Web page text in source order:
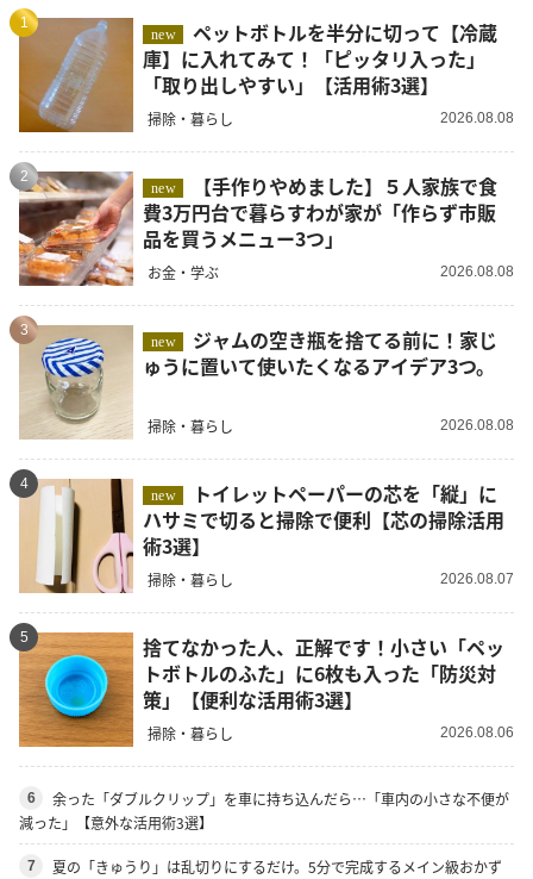
1
new
ペットボトルを半分に切って【冷蔵
庫】に入れてみて！「ピッタリ入った」
「取り出しやすい」【活用術3選】
掃除・暮らし 2026.08.08
2
new
費3万円台で暮らすわが家が「作らず市販
品を買うメニュー3つ」
お金・学ぶ 2026.08.08
3
new
ゅうに置いて使いたくなるアイデア3つ。
掃除・暮らし 2026.08.08
4
new
ハサミで切ると掃除で便利【芯の掃除活用
術3選】
掃除・暮らし 2026.08.07
5
捨てなかった人、正解です！小さい「ペッ
トボトルのふた」に6枚も入った「防災対
策」【便利な活用術3選】
掃除・暮らし 2026.08.06
6
余った「ダブルクリップ」を車に持ち込んだら…「車内の小さな不便が
減った」【意外な活用術3選】
7
夏の「きゅうり」は乱切りにするだけ。5分で完成するメイン級おかず